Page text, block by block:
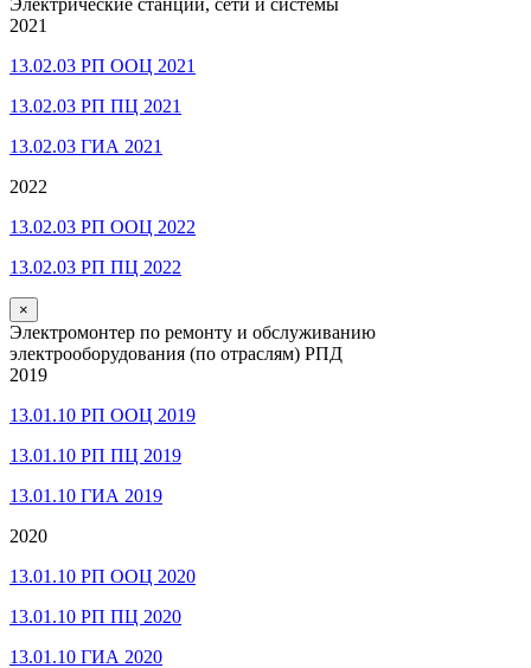
2021
13.02.03 РП ООЦ 2021
13.02.03 РП ПЦ 2021
13.02.03 ГИА 2021
2022
13.02.03 РП ООЦ 2022
13.02.03 РП ПЦ 2022
×
Электромонтер по ремонту и обслуживанию
электрооборудования (по отраслям) РПД
2019
13.01.10 РП ООЦ 2019
13.01.10 РП ПЦ 2019
13.01.10 ГИА 2019
2020
13.01.10 РП ООЦ 2020
13.01.10 РП ПЦ 2020
13.01.10 ГИА 2020